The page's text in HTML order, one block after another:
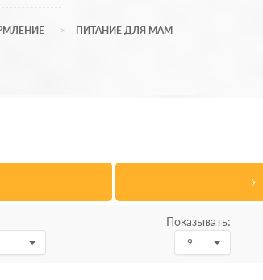
ПИТАНИЕ ДЛЯ МАМ
Показывать:
9